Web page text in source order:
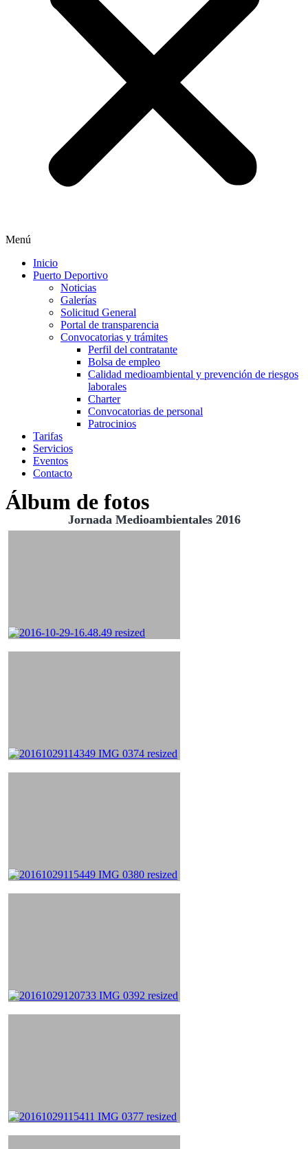
Menú
Inicio
Puerto Deportivo
Noticias
Galerías
Solicitud General
Portal de transparencia
Convocatorias y trámites
Perfil del contratante
Bolsa de empleo
Calidad medioambiental y prevención de riesgos
laborales
Charter
Convocatorias de personal
Patrocinios
Tarifas
Servicios
Eventos
Contacto
Álbum de fotos
Jornada Medioambientales 2016